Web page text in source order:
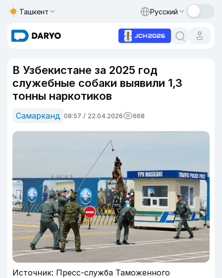
Ташкент Русский
В Узбекистане за 2025 год
служебные собаки выявили 1,3
тонны наркотиков
Самарканд 08:57 / 22.04.2026 668
Источник: Пресс-служба Таможенного